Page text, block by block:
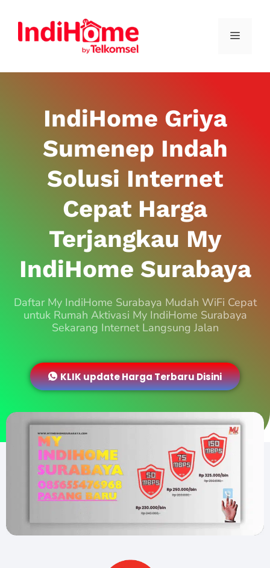
IndiHome Griya
Sumenep Indah
Solusi Internet
Cepat Harga
Terjangkau My
IndiHome Surabaya
Daftar My IndiHome Surabaya Mudah WiFi Cepat
untuk Rumah Aktivasi My IndiHome Surabaya
Sekarang Internet Langsung Jalan
KLIK update Harga Terbaru Disini